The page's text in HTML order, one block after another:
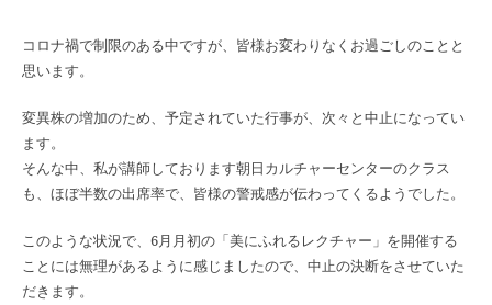
コロナ禍で制限のある中ですが、皆様お変わりなくお過ごしのことと
思います。
変異株の増加のため、予定されていた行事が、次々と中止になってい
ます。
そんな中、私が講師しております朝日カルチャーセンターのクラス
も、ほぼ半数の出席率で、皆様の警戒感が伝わってくるようでした。
このような状況で、6月月初の「美にふれるレクチャー」を開催する
ことには無理があるように感じましたので、中止の決断をさせていた
だきます。